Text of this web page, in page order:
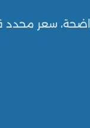
سعر محدد